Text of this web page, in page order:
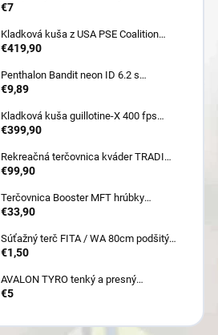
3K z pevného karbónu v rozmeroch
quill a diablo
€7
Kladková kuša z USA PSE Coalition
frontier 380 fps (80178) - superakcia !
€419,90
Penthalon Bandit neon ID 6.2 s
prírodnými letkami
€9,89
Kladková kuša guillotine-X 400 fps
camo so zabudovaným nášľapom
€399,90
Rekreačná terčovnica kváder TRADI
80x80x22 cm (6132)
€99,90
Terčovnica Booster MFT hrúbky
7cm/11cm/17cm
€33,90
Súťažný terč FITA / WA 80cm podšitý
(6005)
€1,50
AVALON TYRO tenký a presný
€5